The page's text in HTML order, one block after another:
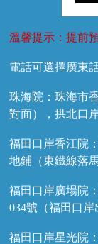
溫馨提示：提前
電話可選擇廣東
珠海院：珠海市
對面），拱北口
福田口岸香江院
地鋪（東鐵線落
福田口岸廣場院
034號（福田口岸
福田口岸星光院